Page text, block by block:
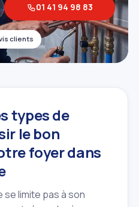
clients
01 41 94 98 83
types de
le bon
foyer dans
se limite pas à son